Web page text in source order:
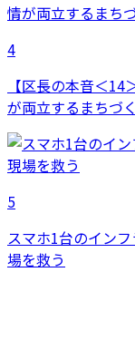
4
【区長の本音＜
が両立するまちづ
5
スマホ1台のイン
場を救う